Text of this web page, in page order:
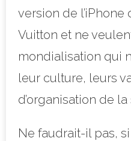
version de
Vuitton et ne
mondialisation qui
leur culture, leurs
d’organisation de la
Ne faudrait-il pas,